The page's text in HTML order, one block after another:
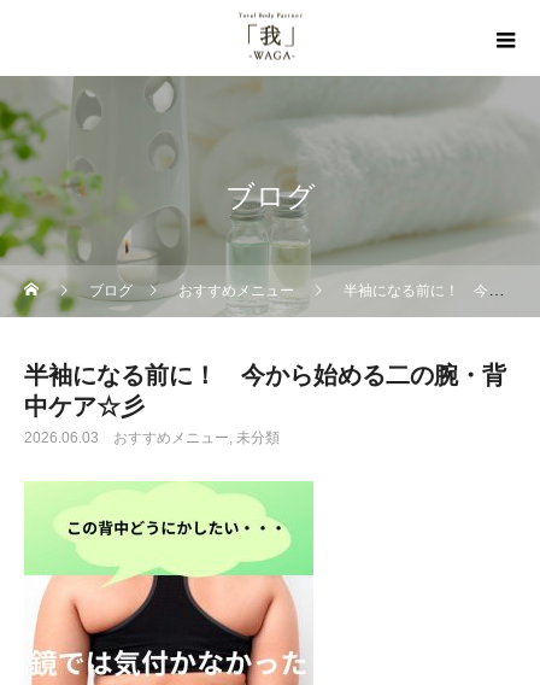
ブログ
ブログ おすすめメニュー 半袖になる前に！ 今から始める二の腕・背中ケア☆彡
半袖になる前に！ 今から始める二の腕・背
中ケア☆彡
2026.06.03 おすすめメニュー 未分類